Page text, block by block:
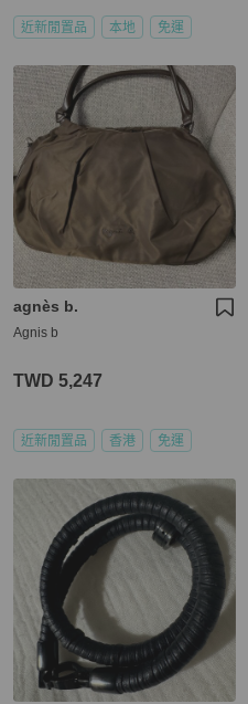
近新閒置品 本地 免運
agnès b.
Agnis b
TWD 5,247
近新閒置品 香港 免運